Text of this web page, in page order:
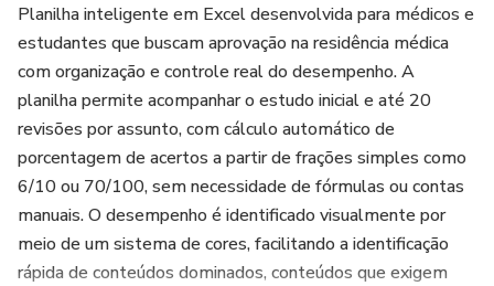
Planilha inteligente em Excel desenvolvida para médicos e
estudantes que buscam aprovação na residência médica
com organização e controle real do desempenho. A
planilha permite acompanhar o estudo inicial e até 20
revisões por assunto, com cálculo automático de
porcentagem de acertos a partir de frações simples como
6/10 ou 70/100, sem necessidade de fórmulas ou contas
manuais. O desempenho é identificado visualmente por
meio de um sistema de cores, facilitando a identificação
rápida de conteúdos dominados, conteúdos que exigem